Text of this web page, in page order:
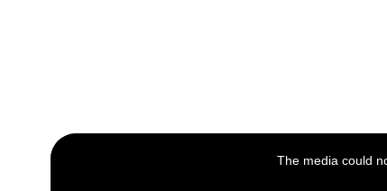
This
is
a
The media could